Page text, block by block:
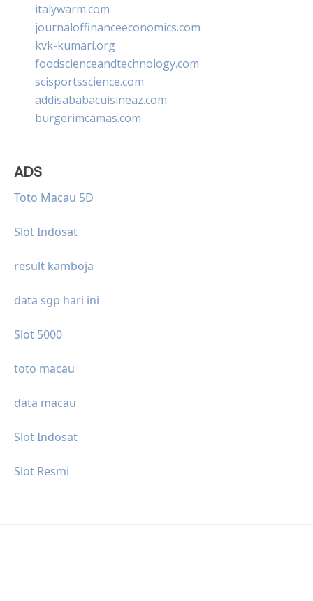
italywarm.com
journaloffinanceeconomics.com
kvk-kumari.org
foodscienceandtechnology.com
scisportsscience.com
addisababacuisineaz.com
burgerimcamas.com
ADS
Toto Macau 5D
Slot Indosat
result kamboja
data sgp hari ini
Slot 5000
toto macau
data macau
Slot Indosat
Slot Resmi